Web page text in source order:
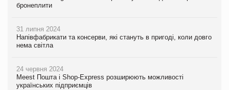
бронеплити
31 липня 2024
Напівфабрикати та консерви, які стануть в пригоді, коли довго
нема світла
24 червня 2024
Meest Пошта і Shop-Express розширюють можливості
українських підприємців